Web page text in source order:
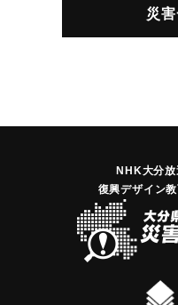
災
NHK大分
復興デザイン